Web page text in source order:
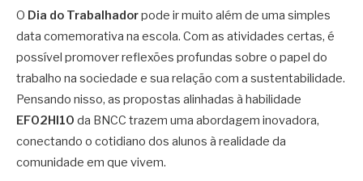
O Dia do Trabalhadorpode ir muito além de uma simples
data comemorativa na escola. Com as atividades certas, é
possível promover reflexões profundas sobre o papel do
trabalho na sociedade e sua relação com a sustentabilidade.
Pensando nisso, as propostas alinhadas à habilidade
EF02HI10 da BNCC trazem uma abordagem inovadora,
conectando o cotidiano dos alunos à realidade da
comunidade em que vivem.